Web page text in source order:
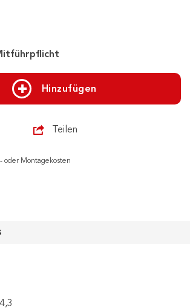
Hinzufügen
Teilen
oder Montagekosten